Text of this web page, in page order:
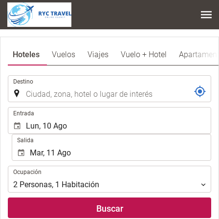
Hoteles Vuelos Viajes Vuelo + Hotel
Introduzca
lugar
de
destino
en
que
realizar
búsqueda
de
Destino
Introduzca
las
fechas
inicio
fin
para
realizar
Entrada
Salida
Ocupación
Ocupación
2 Personas, 1 Habitación
Buscar